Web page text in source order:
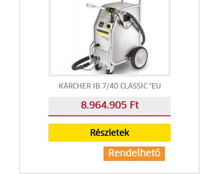
KÄRCHER IB 7/40 CLASSIC *EU
8.964.905 Ft
Részletek
Rendelhető